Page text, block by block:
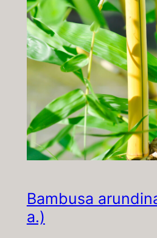
Bambusa
a.)